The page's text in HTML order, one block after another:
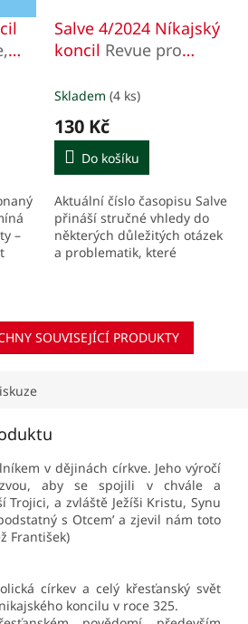
–
Salve 4/2024 Níkajský
koncil Revue pro
život
Skladem (4 ks)
130 Kč
Do košíku
Aktuální číslo časopisu Salve
přináší stručné vhledy do
některých důležitých otázek
a problematik, které
SOUVISEJÍCÍ PRODUKTY
v dějinách církve. Jeho výročí
aby se spojili v chvále a
Trojici, a zvláště Ježíši Kristu, Synu
s Otcem’ a zjevil nám toto
František)
církev a celý křesťanský svět
koncilu v roce 325.